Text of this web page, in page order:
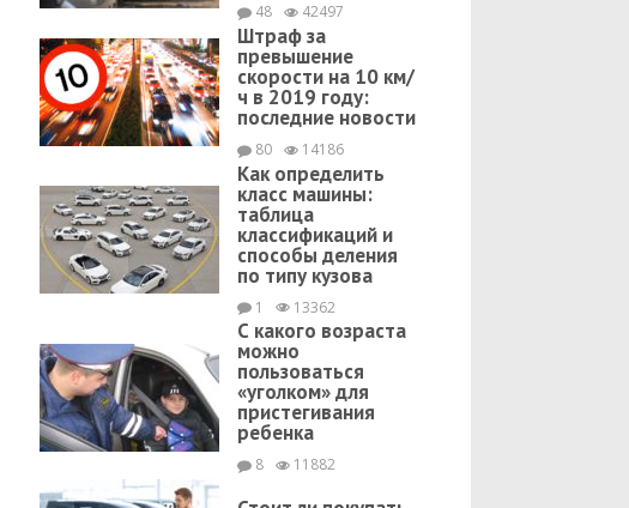
48 42497
Штраф за
превышение
скорости на 10 км/
ч в 2019 году:
последние новости
80 14186
Как определить
класс машины:
таблица
классификаций и
способы деления
по типу кузова
1 13362
С какого возраста
можно
пользоваться
«уголком» для
пристегивания
ребенка
8 11882